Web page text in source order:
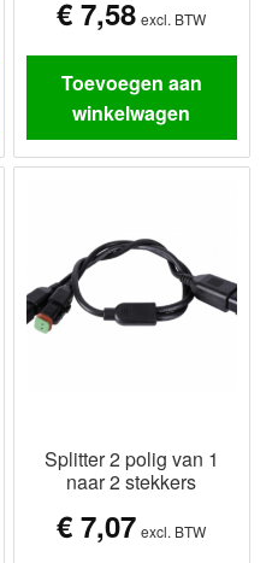
€ 7,58 excl. BTW
Toevoegen aan
winkelwagen
Splitter 2 polig van 1
naar 2 stekkers
€ 7,07 excl. BTW